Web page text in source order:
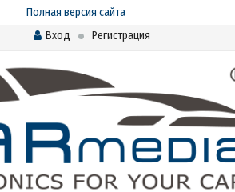
Полная версия сайта
Вход
Регистрация